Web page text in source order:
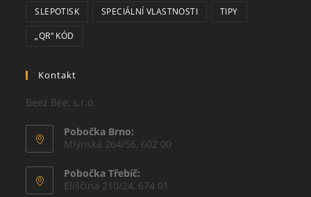
SLEPOTISK SPECIÁLNÍ VLASTNOSTI TIPY
„QR“ KÓD
Kontakt
Beez Bee, s.r.o.
Pobočka Brno:
Mlýnská 264/56, 602 00
Pobočka Třebíč:
Eliščina 210/24, 674 01